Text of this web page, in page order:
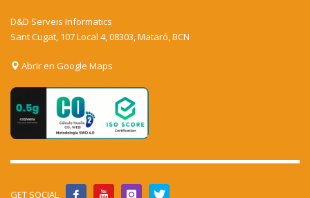
D&D Serveis Informatics
Sant Cugat, 107 Local 4, 08303, Mataró, BCN
Abrir en Google Maps
GET SOCIAL